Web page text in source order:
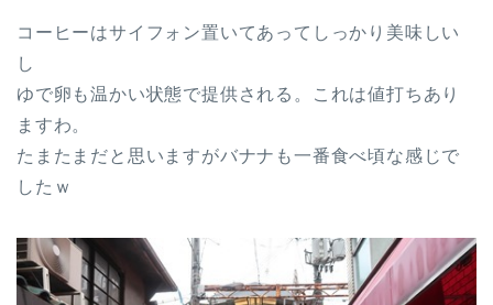
コーヒーはサイフォン置いてあってしっかり美味しい
し
ゆで卵も温かい状態で提供される。これは値打ちあり
ますわ。
たまたまだと思いますがバナナも一番食べ頃な感じで
したｗ